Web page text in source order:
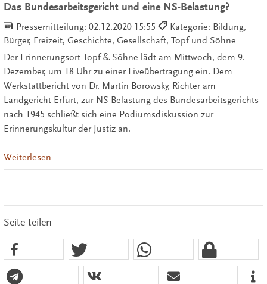
Das Bundesarbeitsgericht und eine NS-Belastung?
Pressemitteilung: 02.12.2020 15:55
Kategorie: Bildung,
Bürger, Freizeit, Geschichte, Gesellschaft, Topf und Söhne
Der Erinnerungsort Topf & Söhne lädt am Mittwoch, dem 9.
Dezember, um 18 Uhr zu einer Liveübertragung ein. Dem
Werkstattbericht von Dr. Martin Borowsky, Richter am
Landgericht Erfurt, zur NS-Belastung des Bundesarbeitsgerichts
nach 1945 schließt sich eine Podiumsdiskussion zur
Erinnerungskultur der Justiz an.
Weiterlesen
Seite teilen